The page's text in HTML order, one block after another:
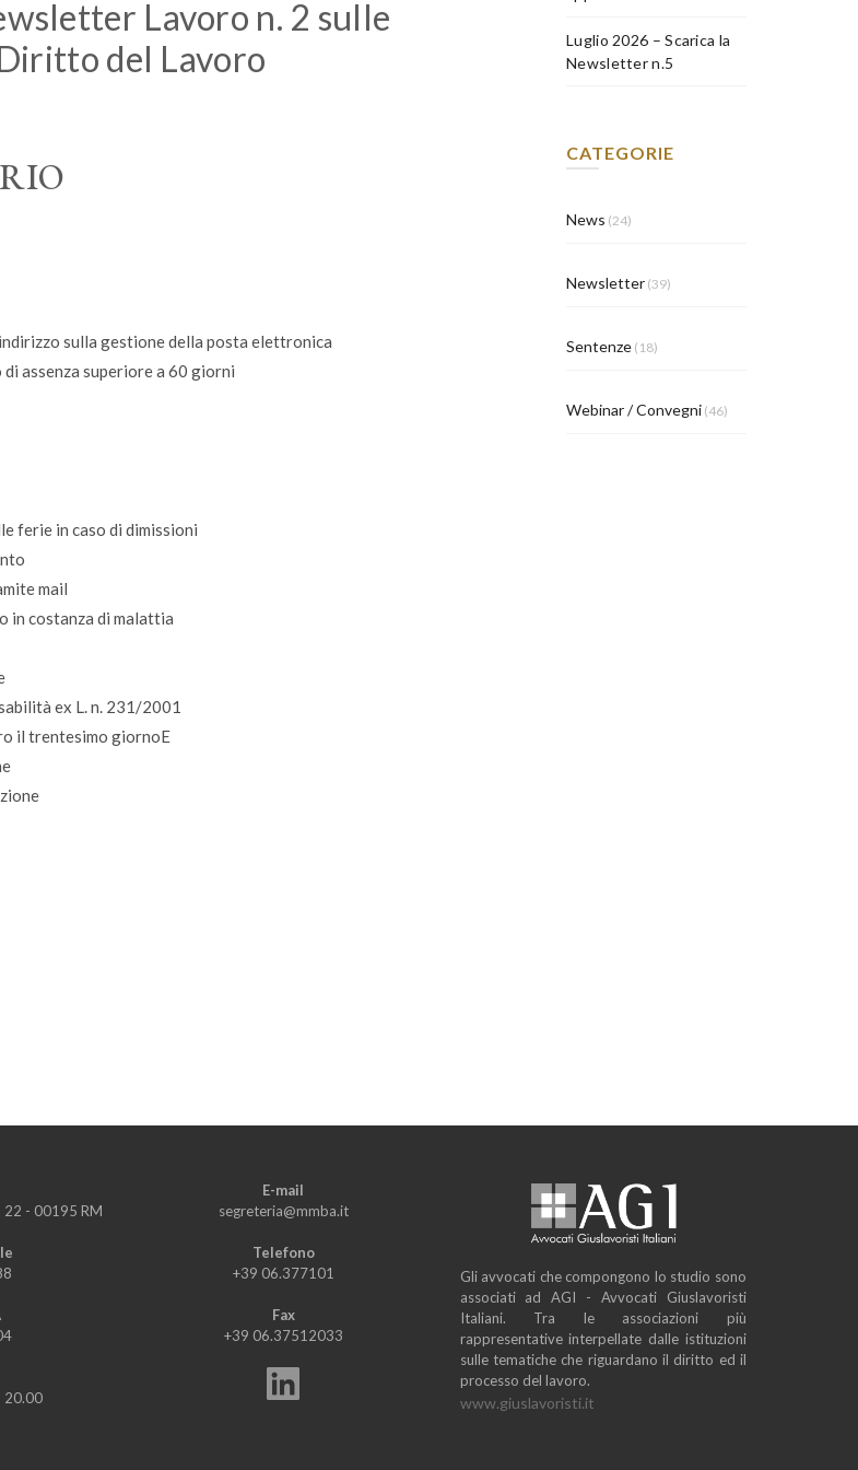
Lavoro n. 2 sulle
del Lavoro
sulla gestione della posta elettronica
assenza superiore a 60 giorni
ferie in caso di dimissioni
mail
in costanza di malattia
ex L. n. 231/2001
il trentesimo giornoE
Luglio 2026 – Scarica la
Newsletter n.5
CATEGORIE
News (24)
Newsletter (39)
Sentenze (18)
Webinar / Convegni (46)
22 - 00195 RM
20.00
E-mail
segreteria@mmba.it
Telefono
+39 06.377101
Fax
+39 06.37512033
Gli avvocati che compongono lo studio sono
associati ad AGI - Avvocati Giuslavoristi
Italiani. Tra le associazioni più
rappresentative interpellate dalle istituzioni
sulle tematiche che riguardano il diritto ed il
processo del lavoro.
www.giuslavoristi.it